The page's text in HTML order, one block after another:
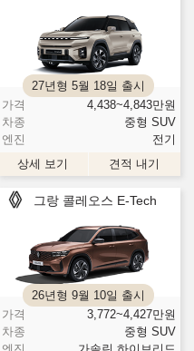
27년형 5월 18일 출시
가격
4,438~4,843만원
차종
중형 SUV
엔진
전기
상세 보기
견적 내기
그랑 콜레오스 E-Tech
26년형 9월 10일 출시
가격
3,772~4,427만원
차종
중형 SUV